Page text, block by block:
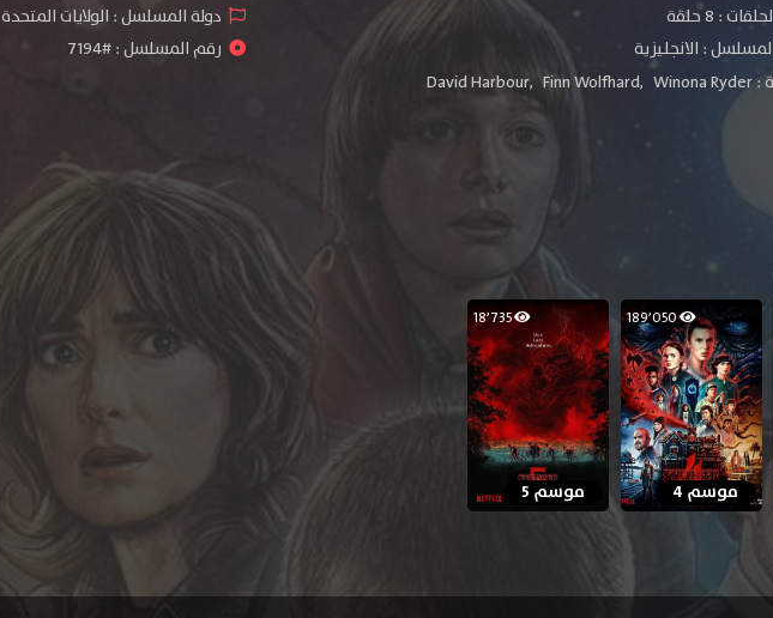
: 8 حلقة
دولة المسلسل : الولايات المتحدة
: الانجليزية
رقم المسلسل : #7194
:
David Harbour, Finn Wolfhard, Winona Ryder
189٬050
موسم 4
18٬735
موسم 5